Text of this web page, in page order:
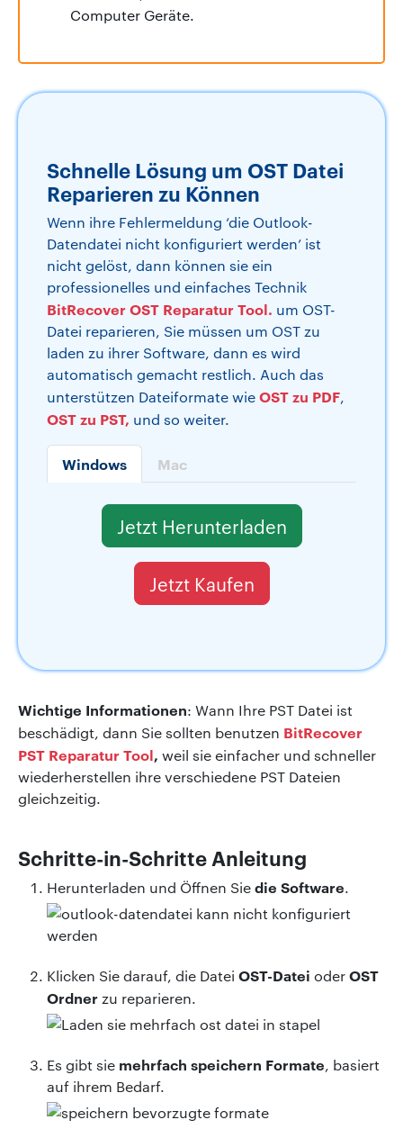
Computer Geräte.
Schnelle Lösung um OST Datei
Reparieren zu Können
Wenn ihre Fehlermeldung ‘die Outlook-
Datendatei nicht konfiguriert werden’ ist
nicht gelöst, dann können sie ein
professionelles und einfaches Technik
BitRecover OST Reparatur Tool. um OST-
Datei reparieren, Sie müssen um OST zu
laden zu ihrer Software, dann es wird
automatisch gemacht restlich. Auch das
unterstützen Dateiformate wieOST zu PDF,
OST zu PST, und so weiter.
Windows Mac
Jetzt Herunterladen
Jetzt Kaufen
Wichtige Informationen: Wann Ihre PST Datei ist
beschädigt, dann Sie sollten benutzen BitRecover
PST Reparatur Tool, weil sie einfacher und schneller
wiederherstellen ihre verschiedene PST Dateien
gleichzeitig.
Schritte-in-Schritte Anleitung
Herunterladen und Öffnen Siedie Software.
Klicken Sie darauf, die Datei OST-Datei oderOST
Ordner zu reparieren.
Es gibt sie mehrfach speichern Formate, basiert
auf ihrem Bedarf.